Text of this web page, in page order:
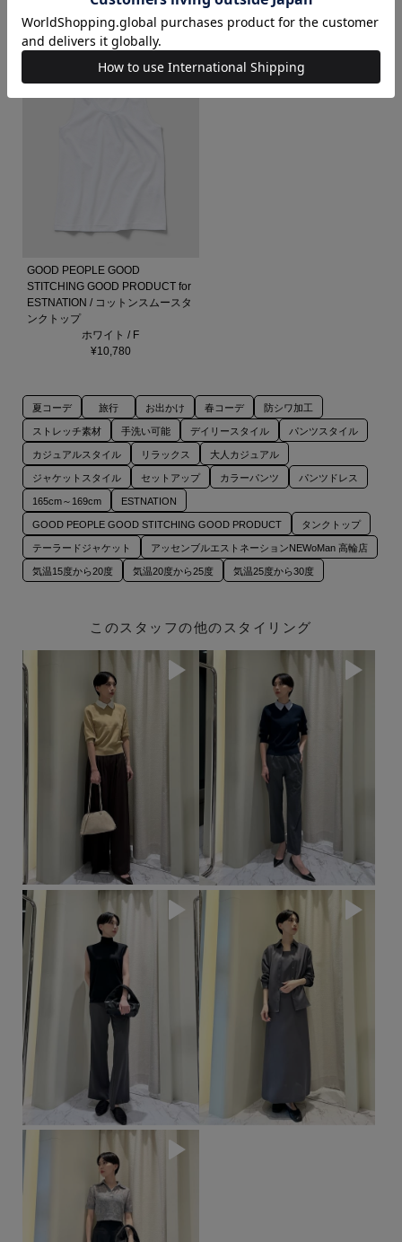
ESTNATION / シアーパンツ
ブラウン / 36
¥23,100
ESTNATION / シアージャケット
ブラウン / 36
GOOD PEOPLE GOOD
STITCHING GOOD PRODUCT for
ESTNATION / コットンスムースタ
ンクトップ
ホワイト / F
¥10,780
夏コーデ 旅行 お出かけ 春コーデ 防シワ加工
ストレッチ素材 手洗い可能 デイリースタイル パンツスタイル
カジュアルスタイル リラックス 大人カジュアル
ジャケットスタイル セットアップ カラーパンツ パンツドレス
165cm～169cm ESTNATION
GOOD PEOPLE GOOD STITCHING GOOD PRODUCT タンクトップ
テーラードジャケット アッセンブルエストネーションNEWoMan 高輪店
気温15度から20度 気温20度から25度 気温25度から30度
このスタッフの他のスタイリング